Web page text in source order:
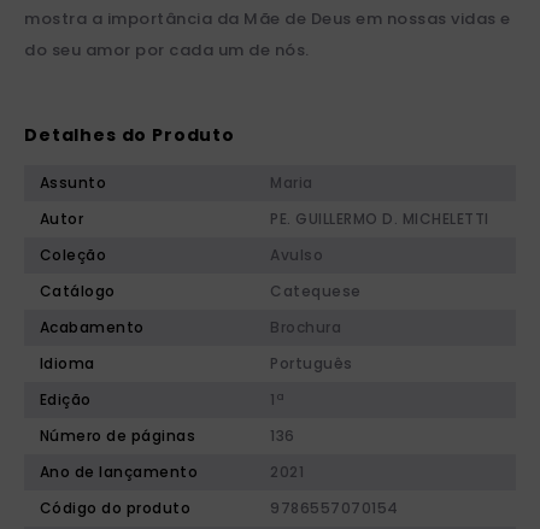
mostra a importância da Mãe de Deus em nossas vidas e
do seu amor por cada um de nós.
Detalhes do Produto
Assunto
Maria
Autor
PE. GUILLERMO D. MICHELETTI
Coleção
Avulso
Catálogo
Catequese
Acabamento
Brochura
Idioma
Português
Edição
1ª
Número de páginas
136
Ano de lançamento
2021
Código do produto
9786557070154